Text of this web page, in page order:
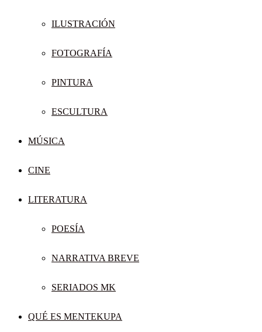
ILUSTRACIÓN
FOTOGRAFÍA
PINTURA
ESCULTURA
MÚSICA
CINE
LITERATURA
POESÍA
NARRATIVA BREVE
SERIADOS MK
QUÉ ES MENTEKUPA